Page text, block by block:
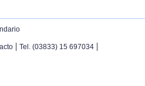
| Tel. (03833) 15 697034 |